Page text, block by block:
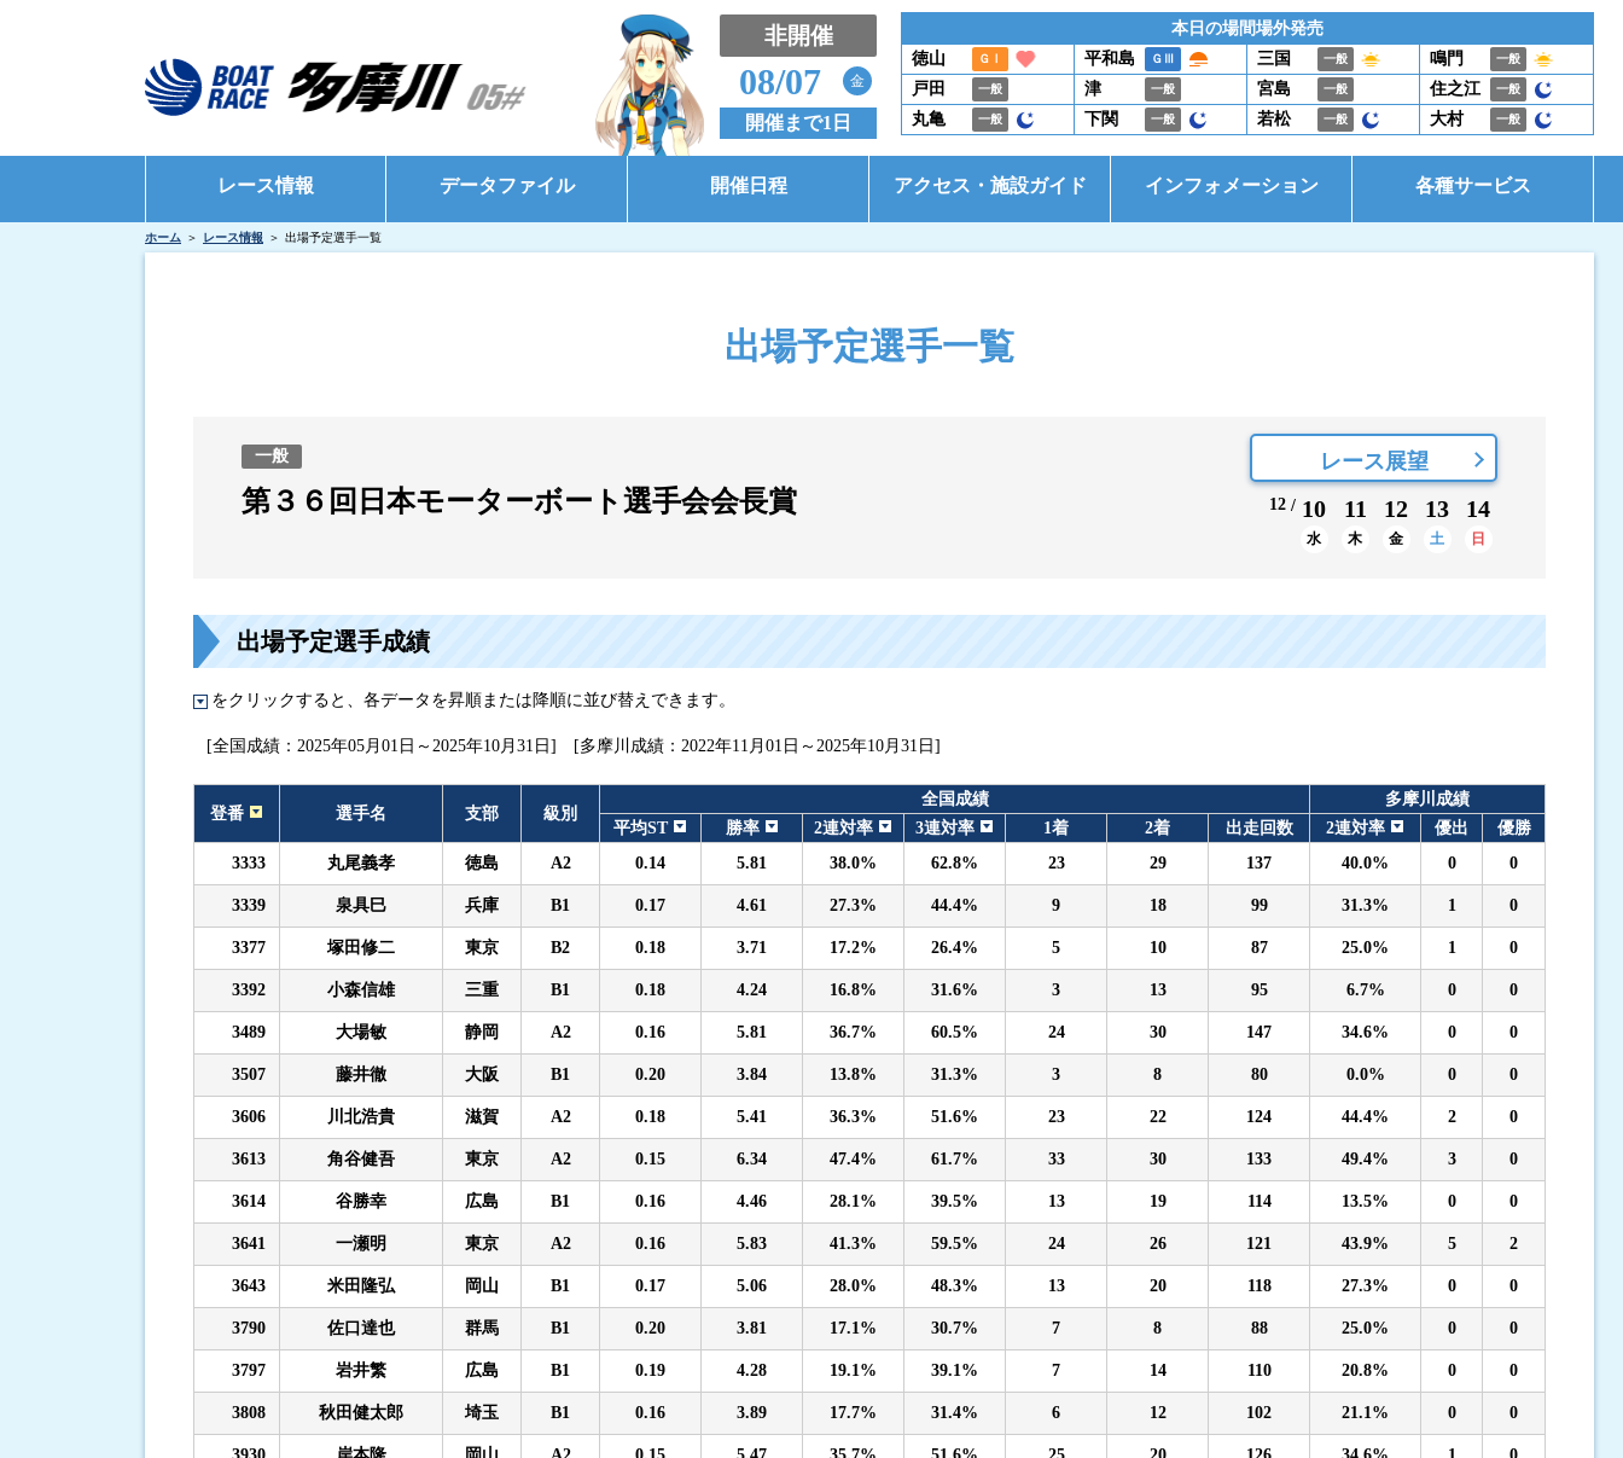
非開催
08/07 金
開催まで1日
本日の場間場外発売
徳山
ＧⅠ 平和島 ＧⅢ 三国 一般 鳴門 一般
戸田 一般 津 一般 宮島 一般 住之江 一般
丸亀 一般 下関 一般 若松 一般 大村 一般
レース情報
シリーズインデックス
出走表・前日予想PDF
モーター抽選結果・前検タイムランキング
データファイル 開催日程
開催日程（BTS市原）
アクセス・施設ガイド インフォメーション 各種サービス
ホーム レース情報 出場予定選手一覧
出場予定選手一覧
一般
第３６回日本モーターボート選手会会長賞 12 10
水
11
木
12
金
13
土
14
日
レース展望
出場予定選手成績
をクリックすると、各データを昇順または降順に並び替えできます。
[全国成績：2025年05月01日～2025年10月31日] [多摩川成績：2022年11月01日～2025年10月31日]
登番 選手名 支部 級別
全国成績
多摩川成績
平均ST
勝率 2連対率 3連対率 1着 2着 出走回数 2連対率 優出
優勝
3333
丸尾義孝 徳島 A2 0.14 5.81 38.0% 62.8% 23 29 137 40.0% 0 0
3339 泉具巳 兵庫 B1 0.17 4.61 27.3% 44.4% 9 18 99 31.3% 1 0
3377 塚田修二 東京 B2 0.18 3.71 17.2% 26.4% 5 10 87 25.0% 1 0
3392 小森信雄 三重 B1 0.18 4.24 16.8% 31.6% 3 13 95 6.7% 0 0
3489 大場敏 静岡 A2 0.16 5.81 36.7% 60.5% 24 30 147 34.6% 0 0
3507 藤井徹 大阪 B1 0.20 3.84 13.8% 31.3% 3 8 80 0.0% 0 0
3606 川北浩貴 滋賀 A2 0.18 5.41 36.3% 51.6% 23 22 124 44.4% 2 0
3613 角谷健吾 東京 A2 0.15 6.34 47.4% 61.7% 33 30 133 49.4% 3 0
3614 谷勝幸 広島 B1 0.16 4.46 28.1% 39.5% 13 19 114 13.5% 0 0
3641 一瀬明 東京 A2 0.16 5.83 41.3% 59.5% 24 26 121 43.9% 5 2
3643 米田隆弘 岡山 B1 0.17 5.06 28.0% 48.3% 13 20 118 27.3% 0 0
3790 佐口達也 群馬 B1 0.20 3.81 17.1% 30.7% 7 8 88 25.0% 0 0
3797 岩井繁 広島 B1 0.19 4.28 19.1% 39.1% 7 14 110 20.8% 0 0
3808 秋田健太郎 埼玉 B1 0.16 3.89 17.7% 31.4% 6 12 102 21.1% 0 0